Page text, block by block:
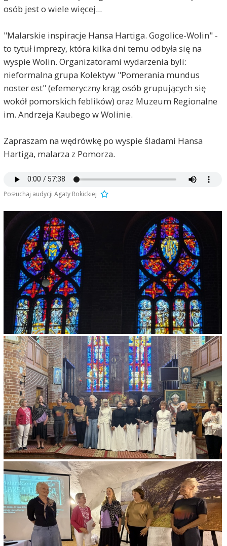
osób jest o wiele więcej...
"Malarskie inspiracje Hansa Hartiga. Gogolice-Wolin" -
to tytuł imprezy, która kilka dni temu odbyła się na
wyspie Wolin. Organizatorami wydarzenia byli:
nieformalna grupa Kolektyw "Pomerania mundus
noster est" (efemeryczny krąg osób grupujących się
wokół pomorskich feblików) oraz Muzeum Regionalne
im. Andrzeja Kaubego w Wolinie.
Zapraszam na wędrówkę po wyspie śladami Hansa
Hartiga, malarza z Pomorza.
Posłuchaj audycji Agaty Rokickiej